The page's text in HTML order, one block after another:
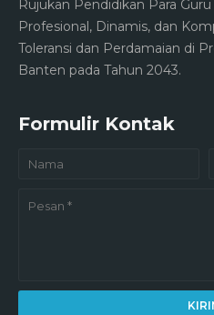
Rujukan Pendidikan Para
Profesional, Dinamis, dan
Toleransi dan Perdamaian di
Banten pada Tahun 2043.
Formulir Kontak